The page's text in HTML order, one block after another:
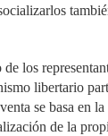
los
libertario
se basa en
de la